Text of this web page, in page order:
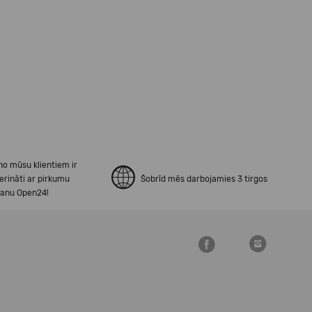
mūsu klientiem ir
ar pirkumu
Open24!
Šobrīd mēs darbojamies 3 tirgos